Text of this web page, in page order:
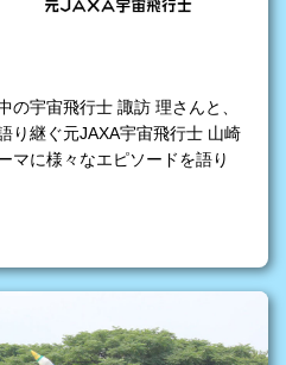
の宇宙飛行士 諏訪 理さんと、
り継ぐ元JAXA宇宙飛行士 山崎
マに様々なエピソードを語り